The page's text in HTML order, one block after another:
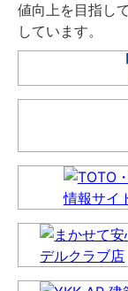
値向上を目指し
しています。